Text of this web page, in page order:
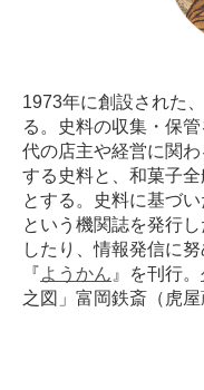
1973年に創設された
る。史料の収集・保
代の店主や経営に関
する史料と、和菓子
とする。史料に基づ
という機関誌を発行
したり、情報発信に
『ようかん 』を刊行。
之図」富岡鉄斎（虎屋